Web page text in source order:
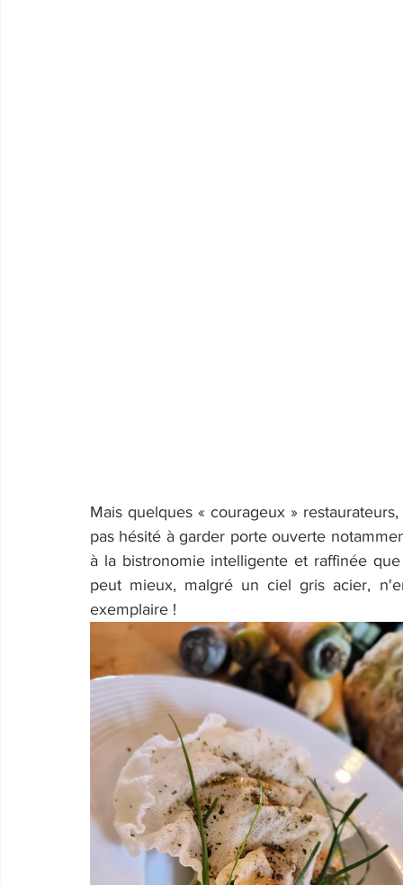
Mais quelques « courageux »
pas hésité à garder porte ouverte
à la bistronomie intelligente et raffinée
peut mieux, malgré un ciel gris acier,
exemplaire !